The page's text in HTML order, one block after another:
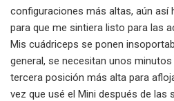
configuraciones más altas, aún así
para que me sintiera listo para las
Mis cuádriceps se ponen
general, se necesitan unos
tercera posición más alta para
vez que usé el Mini después de las